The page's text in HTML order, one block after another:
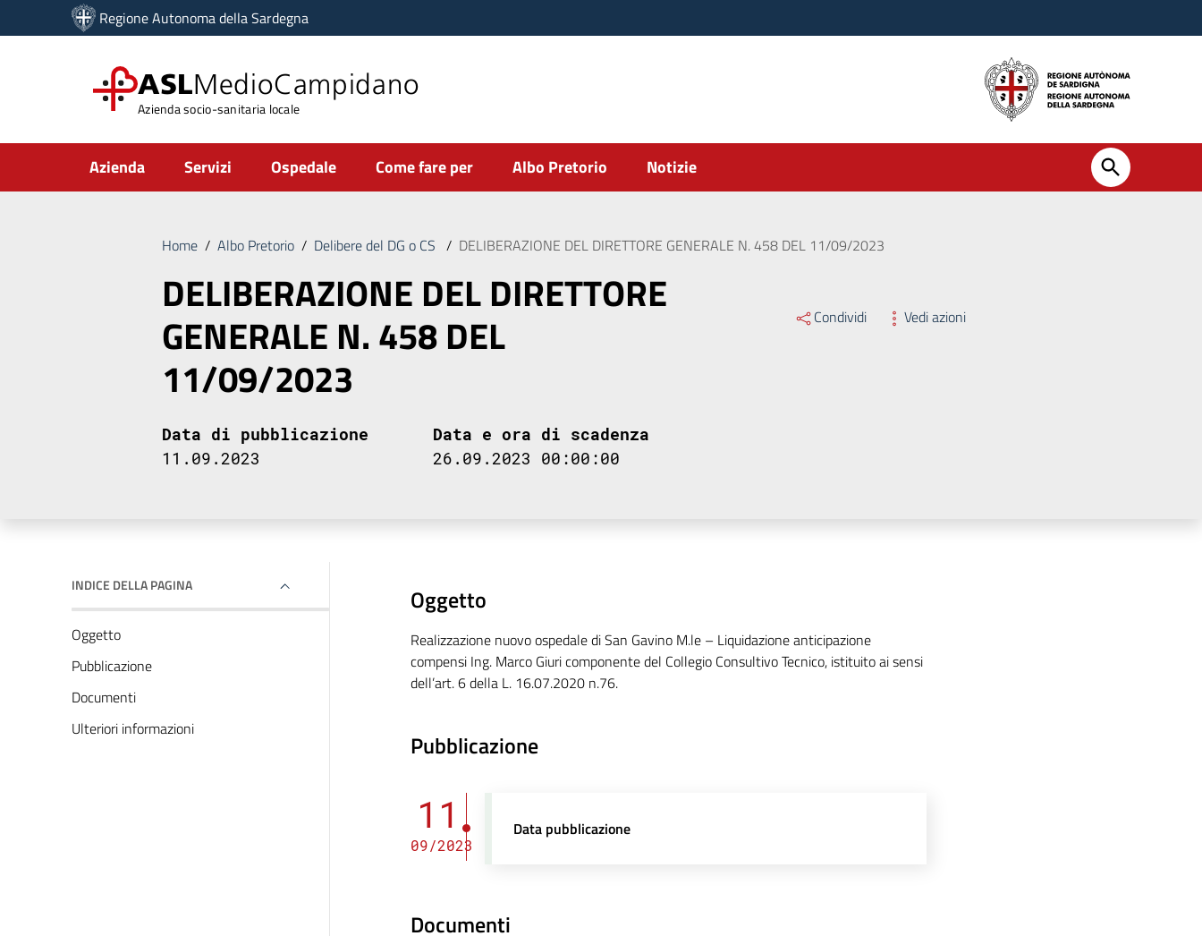
Vai ai contenuti
Vai al menu di navigazione
Regione Autonoma della Sardegna
ASLMedioCampidano
Azienda socio-sanitaria locale
Submenu
Azienda Servizi Ospedale Come fare per Albo Pretorio Notizie
Home / Albo Pretorio / Delibere del DG o CS / DELIBERAZIONE DEL DIRETTORE GENERALE N. 458 DEL 11/09/2023
DELIBERAZIONE DEL DIRETTORE
GENERALE N. 458 DEL
11/09/2023
Condividi Vedi azioni
Data di pubblicazione
11.09.2023
Data e ora di scadenza
26.09.2023 00:00:00
INDICE DELLA PAGINA
Oggetto
Pubblicazione
Documenti
Ulteriori informazioni
Oggetto
Realizzazione nuovo ospedale di San Gavino M.le – Liquidazione anticipazione
compensi Ing. Marco Giuri componente del Collegio Consultivo Tecnico, istituito ai sensi
dell’art. 6 della L. 16.07.2020 n.76.
Pubblicazione
11
09/2023
Data pubblicazione
Documenti